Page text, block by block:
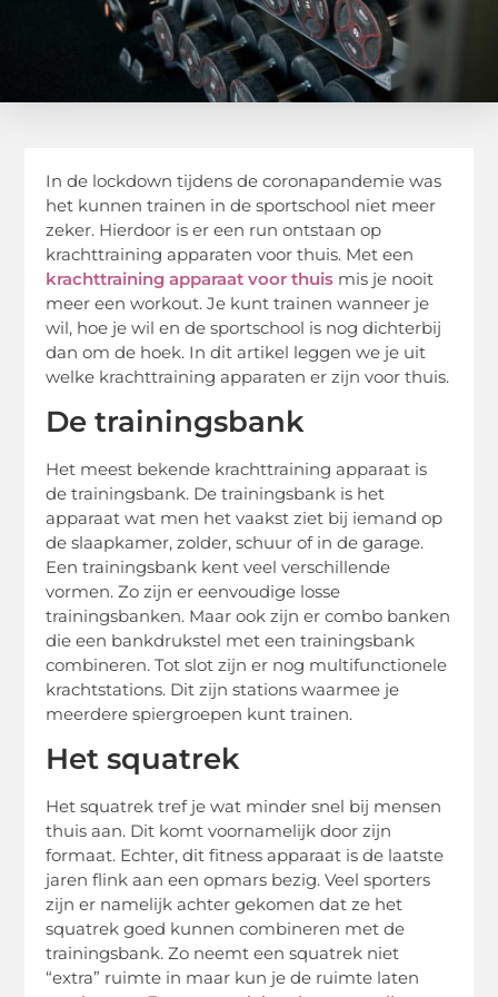
In de lockdown tijdens de coronapandemie was
het kunnen trainen in de sportschool niet meer
zeker. Hierdoor is er een run ontstaan op
krachttraining apparaten voor thuis. Met een
krachttraining apparaat voor thuis mis je nooit
meer een workout. Je kunt trainen wanneer je
wil, hoe je wil en de sportschool is nog dichterbij
dan om de hoek. In dit artikel leggen we je uit
welke krachttraining apparaten er zijn voor thuis.
De trainingsbank
Het meest bekende krachttraining apparaat is
de trainingsbank. De trainingsbank is het
apparaat wat men het vaakst ziet bij iemand op
de slaapkamer, zolder, schuur of in de garage.
Een trainingsbank kent veel verschillende
vormen. Zo zijn er eenvoudige losse
trainingsbanken. Maar ook zijn er combo banken
die een bankdrukstel met een trainingsbank
combineren. Tot slot zijn er nog multifunctionele
krachtstations. Dit zijn stations waarmee je
meerdere spiergroepen kunt trainen.
Het squatrek
Het squatrek tref je wat minder snel bij mensen
thuis aan. Dit komt voornamelijk door zijn
formaat. Echter, dit fitness apparaat is de laatste
jaren flink aan een opmars bezig. Veel sporters
zijn er namelijk achter gekomen dat ze het
squatrek goed kunnen combineren met de
trainingsbank. Zo neemt een squatrek niet
“extra” ruimte in maar kun je de ruimte laten